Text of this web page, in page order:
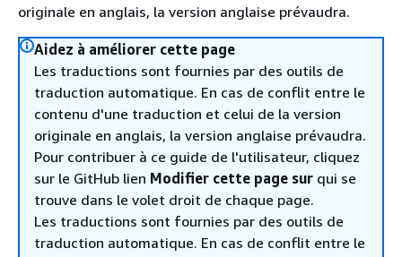
originale en anglais, la version anglaise prévaudra.
Aidez à améliorer cette page
Les traductions sont fournies par des outils de
traduction automatique. En cas de conflit entre le
contenu d'une traduction et celui de la version
originale en anglais, la version anglaise prévaudra.
Pour contribuer à ce guide de l'utilisateur, cliquez
sur le GitHub lien Modifier cette page sur qui se
trouve dans le volet droit de chaque page.
Les traductions sont fournies par des outils de
traduction automatique. En cas de conflit entre le